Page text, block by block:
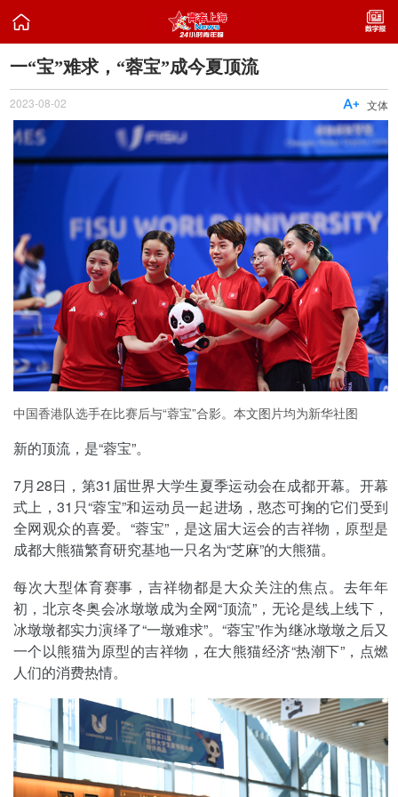

一“宝”难求，“蓉宝”成今夏顶流
2023-08-02 文体

中国香港队选手在比赛后与“蓉宝”合影。本文图片均为新华社图
新的顶流，是“蓉宝”。
7月28日，第31届世界大学生夏季运动会在成都开幕。开幕
式上，31只“蓉宝”和运动员一起进场，憨态可掬的它们受到
全网观众的喜爱。“蓉宝”，是这届大运会的吉祥物，原型是
成都大熊猫繁育研究基地一只名为“芝麻”的大熊猫。
每次大型体育赛事，吉祥物都是大众关注的焦点。去年年
初，北京冬奥会冰墩墩成为全网“顶流”，无论是线上线下，
冰墩墩都实力演绎了“一墩难求”。“蓉宝”作为继冰墩墩之后又
一个以熊猫为原型的吉祥物，在大熊猫经济“热潮下”，点燃
人们的消费热情。